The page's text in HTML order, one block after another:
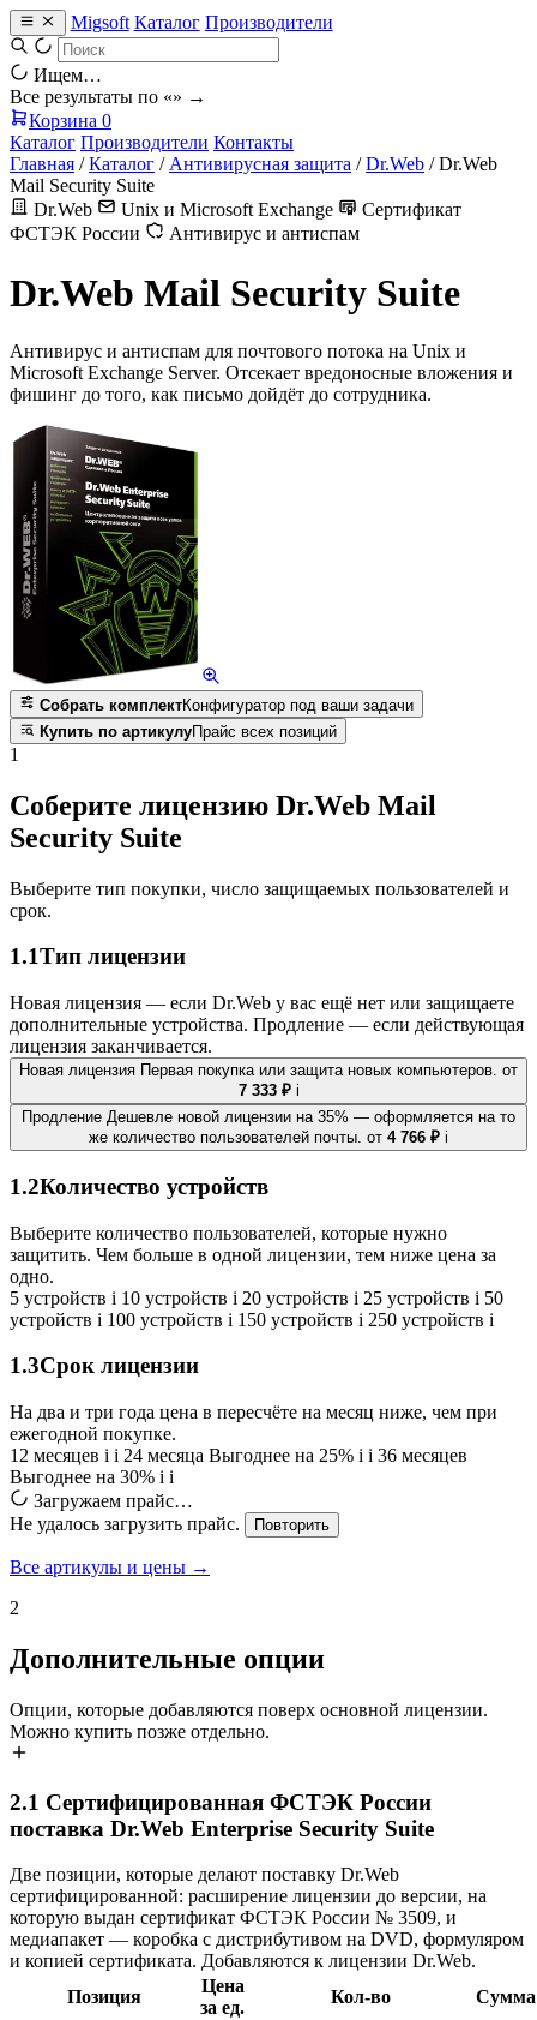
Migsoft Каталог Производители
Ищем…
Все результаты по «» →
Корзина 0
Каталог Производители Контакты
Главная / Каталог / Антивирусная защита / Dr.Web / Dr.Web
Mail Security Suite
Dr.Web
Unix и Microsoft Exchange
Сертификат
ФСТЭК России
Антивирус и антиспам
Dr.Web Mail Security Suite
Антивирус и антиспам для почтового потока на Unix и
Microsoft Exchange Server. Отсекает вредоносные вложения и
фишинг до того, как письмо дойдёт до сотрудника.
Собрать комплектКонфигуратор под ваши задачи
Купить по артикулуПрайс всех позиций
1
Соберите лицензию Dr.Web Mail
Security Suite
Выберите тип покупки, число защищаемых пользователей и
срок.
1.1Тип лицензии
Новая лицензия — если Dr.Web у вас ещё нет или защищаете
дополнительные устройства. Продление — если действующая
лицензия заканчивается.
Новая лицензия Первая покупка или защита новых компьютеров. от
7 333 ₽ i
Продление Дешевле новой лицензии на 35% — оформляется на то
же количество пользователей почты. от 4 766 ₽ i
1.2Количество устройств
Выберите количество пользователей, которые нужно
защитить. Чем больше в одной лицензии, тем ниже цена за
одно.
5 устройств i 10 устройств i 20 устройств i 25 устройств i 50
устройств i 100 устройств i 150 устройств i 250 устройств i
1.3Срок лицензии
На два и три года цена в пересчёте на месяц ниже, чем при
ежегодной покупке.
12 месяцев i i 24 месяца Выгоднее на 25% i i 36 месяцев
Выгоднее на 30% i i
Загружаем прайс…
Не удалось загрузить прайс.
Повторить
Все артикулы и цены →
2
Дополнительные опции
Опции, которые добавляются поверх основной лицензии.
Можно купить позже отдельно.
2.1 Сертифицированная ФСТЭК России
поставка Dr.Web Enterprise Security Suite
Две позиции, которые делают поставку Dr.Web
сертифицированной: расширение лицензии до версии, на
которую выдан сертификат ФСТЭК России № 3509, и
медиапакет — коробка с дистрибутивом на DVD, формуляром
и копией сертификата. Добавляются к лицензии Dr.Web.
Позиция
Цена
за ед.
Кол-во
Сумма